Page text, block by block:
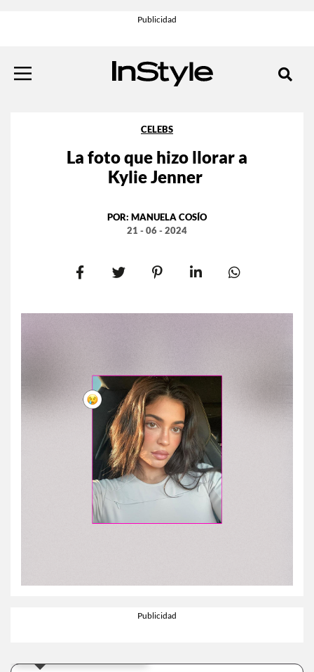
CELEBS
La foto que hizo llorar a
Kylie Jenner
POR: MANUELA COSÍO
21 - 06 - 2024